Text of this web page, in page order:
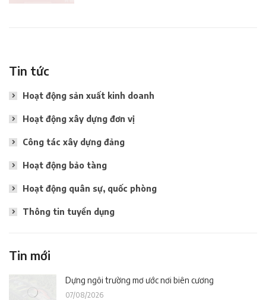
Tin tức
Hoạt động sản xuất kinh doanh
Hoạt động xây dựng đơn vị
Công tác xây dựng đảng
Hoạt động bảo tàng
Hoạt động quân sự, quốc phòng
Thông tin tuyển dụng
Tin mới
Dựng ngôi trường mơ ước nơi biên cương
07/08/2026